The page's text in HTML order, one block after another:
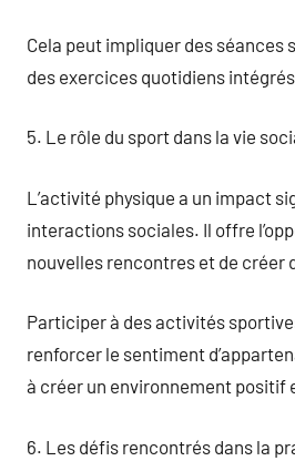
Cela peut impliquer des séances
des exercices quotidiens
5. Le rôle du sport dans la vie
L’activité physique a un impact
interactions sociales. Il offre
nouvelles rencontres et de créer
Participer à des activités
renforcer le sentiment
à créer un environnement positif
6. Les défis rencontrés dans la